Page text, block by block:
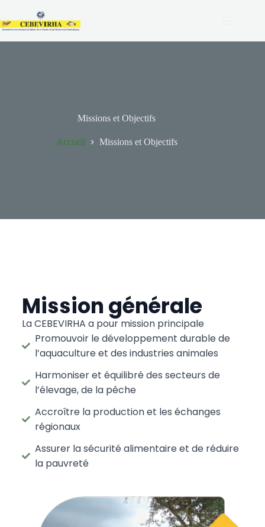
Missions et Objectifs
Accueil Missions et Objectifs
Mission générale
La CEBEVIRHA a pour mission principale
Promouvoir le développement durable de
l’aquaculture et des industries animales
Harmoniser et équilibré des secteurs de
l’élevage, de la pêche
Accroître la production et les échanges
régionaux
Assurer la sécurité alimentaire et de réduire
la pauvreté